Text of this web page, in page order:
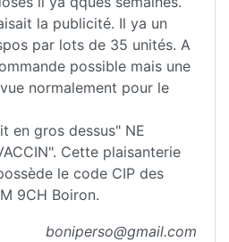
la publicité. Il ya un
par lots de 35 unités. A
possible mais une
normalement pour le
en gros dessus" NE
Cette plaisanterie
le code CIP des
9CH Boiron.
boniperso@gmail.com